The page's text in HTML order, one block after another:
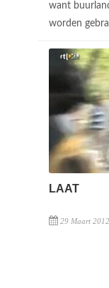
want
worden
LAAT
29 Maart 2012